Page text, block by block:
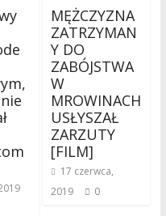
MĘŻCZYZNA
ZATRZYMAN
Y DO
ZABÓJSTWA
W
MROWINACH
USŁYSZAŁ
ZARZUTY
[FILM]
17 czerwca,
2019
0